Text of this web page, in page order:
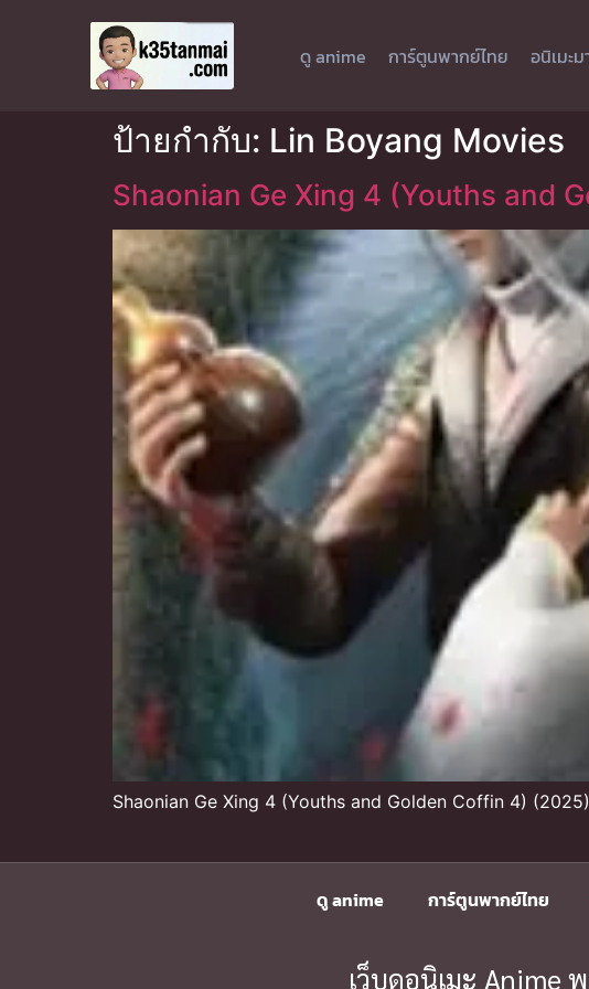
ดู anime การ์ตูนพากย์ไทย อนิเมะม
ป้ายกำกับ: Lin Boyang Movies
Shaonian Ge Xing 4 (Youths and
Shaonian Ge Xing 4 (Youths and Golden Coffin 4)
ดู anime การ์ตูนพากย์ไทย
เว็บดูอนิเมะ Anime